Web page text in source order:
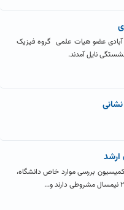
دکتر فیض آبادی عضو هیات علمی گروه فیزیک
نایل آمدند.
ارشد
بررسی موارد خاص دانشگاه،